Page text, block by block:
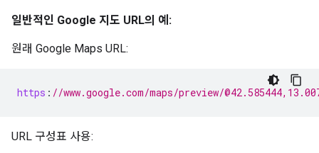
일반적인 Google 지도 URL의 예:
원래 Google Maps URL:
https : //www.google.com/maps/preview/
URL 구성표 사용: